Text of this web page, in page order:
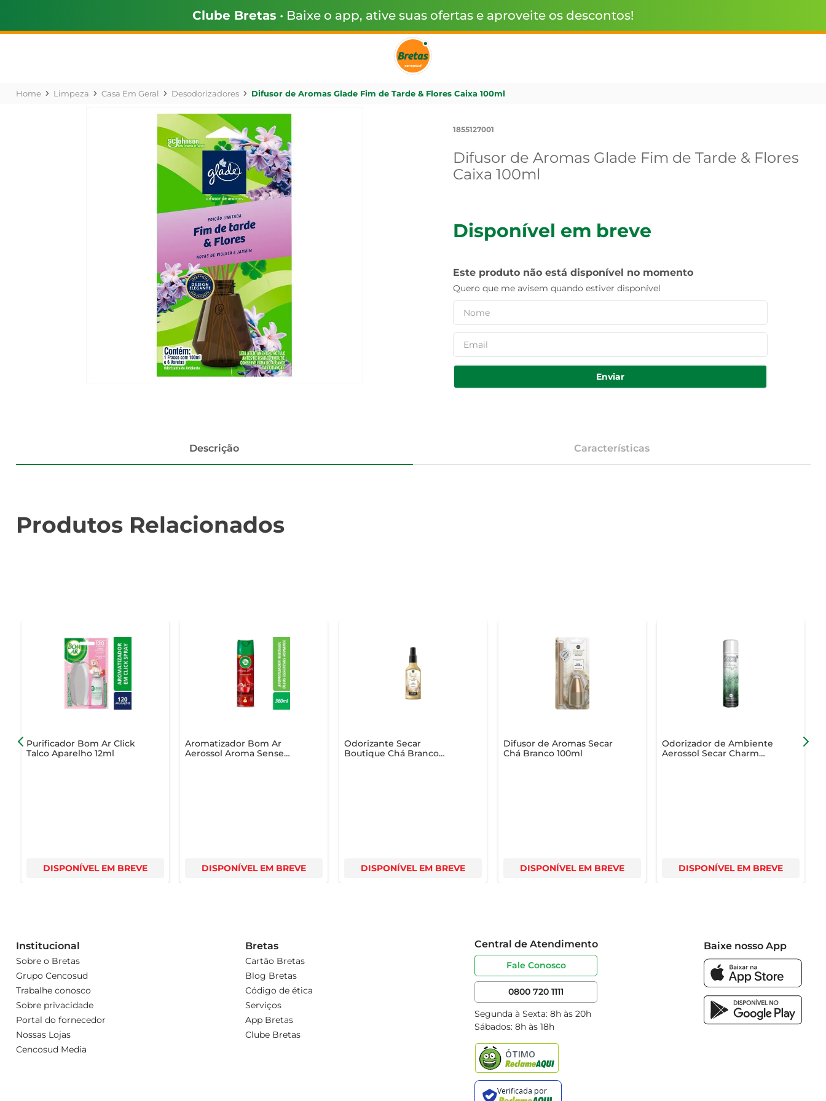
Clube Bretas • Baixe o app, ative suas ofertas e aproveite os descontos!
Limpeza Casa Em Geral Desodorizadores Difusor de Aromas Glade Fim de Tarde & Flores Caixa 100ml
1855127001
Difusor de Aromas Glade Fim de Tarde & Flores
Caixa 100ml
Disponível em breve
Este produto não está disponível no momento
Quero que me avisem quando estiver disponível
Enviar
Descrição Características
Produtos Relacionados
Purificador Bom Ar Click
Talco Aparelho 12ml
DISPONÍVEL EM BREVE
Aromatizador Bom Ar
Aerossol Aroma Sense
DISPONÍVEL EM BREVE
Odorizante Secar
Boutique Chá Branco
DISPONÍVEL EM BREVE
Difusor de Aromas Secar
Chá Branco 100ml
DISPONÍVEL EM BREVE
Odorizador de Ambiente
Aerossol Secar Charm
DISPONÍVEL EM BREVE
Institucional
Sobre o Bretas
Grupo Cencosud
Trabalhe conosco
Sobre privacidade
Portal do fornecedor
Nossas Lojas
Cencosud Media
Bretas
Cartão Bretas
Blog Bretas
Código de ética
Serviços
App Bretas
Clube Bretas
Central de Atendimento
Fale Conosco
0800 720 1111
Segunda à Sexta: 8h às 20h
Sábados: 8h às 18h
Baixe nosso App